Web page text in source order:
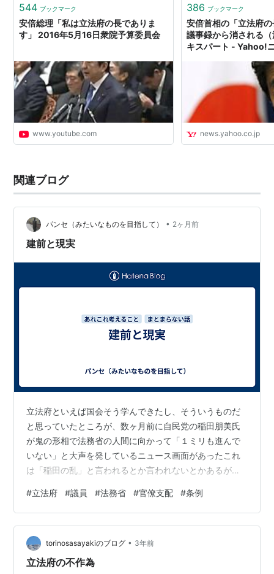
544 ブックマーク
安倍総理「私は立法府の長でありま
す」 2016年5月16日衆院予算委員会
www.youtube.com
386 ブックマーク
安倍首相の「立法府
議事録から消される
キスパート - Yahoo!
news.yahoo.co.jp
関連ブログ
パンセ（みたいなものを目指して） • 2ヶ月前
建前と現実
立法府といえば国会そう学んできたし、そういうものだ
と思っていたところが、数ヶ月前に自民党の稲田朋美氏
が鬼の形相で法務省の人間に向かって「１ミリも進んで
いない」と大声を発しているニュース画面があったこれ
は「稲田の乱」と言われるとか言われないとかあるが再
再審法の改正などをライフワークのように活動している
人がいて活動のきっかけとなった「狭山事件」について
の勉強会を彼は毎月開催しているその真面目さに驚くば
かりだが、せめてもの手助けにこうしたことに関心を持
たねば、、と思っていたこの稲田さんの剣幕を見てしば
#立法府 #議員 #法務省 #官僚支配 #条例
torinosasayakiのブログ • 3年前
立法府の不作為